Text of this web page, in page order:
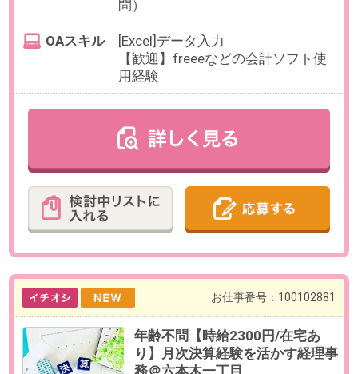
2026/09/01～長期
給与 時給1,800円(交通費全額支給)
【必須】ビジネスメール・電話や
り取り含めた事務経験
【歓迎】採用アシスタントの実務
経験
【必須】基本的なPCスキル
（Excel、Word等のツール操作、入
お仕事番号：100102834
【16時退社＊直雇用のチャンス
あり】大手ITグループで日次経理
@当社スタッフ活躍